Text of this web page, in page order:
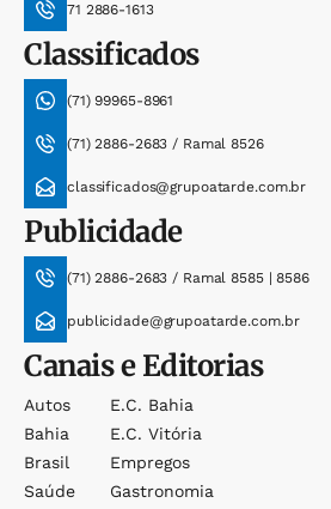
71 2886-1613
Classificados
(71) 99965-8961
(71) 2886-2683 / Ramal 8526
classificados@grupoatarde.com.br
Publicidade
(71) 2886-2683 / Ramal 8585 | 8586
publicidade@grupoatarde.com.br
Canais e Editorias
Autos
Bahia
Brasil
Saúde
E.c. Bahia
E.c. Vitória
Empregos
Gastronomia